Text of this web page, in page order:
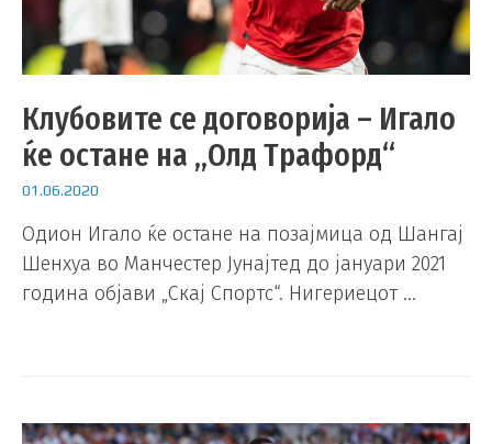
Клубовите се договорија – Игало
ќе остане на „Олд Трафорд“
01.06.2020
Одион Игало ќе остане на позајмица од Шангај
Шенхуа во Манчестер Јунајтед до јануари 2021
година објави „Скај Спортс“. Нигериецот …